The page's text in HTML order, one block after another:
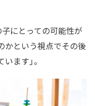
にとっての可能性が
かという視点でその後
ます」。